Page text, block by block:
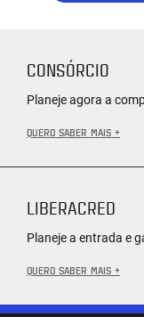
CONSÓRCIO
Planeje agora a
QUERO SABER MAIS +
LIBERACRED
Planeje a entrada e
QUERO SABER MAIS +